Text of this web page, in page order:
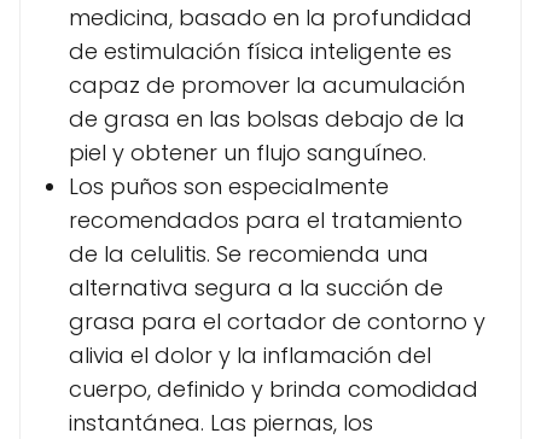
medicina, basado en la profundidad
de estimulación física inteligente es
capaz de promover la acumulación
de grasa en las bolsas debajo de la
piel y obtener un flujo sanguíneo.
Los puños son especialmente
recomendados para el tratamiento
de la celulitis. Se recomienda una
alternativa segura a la succión de
grasa para el cortador de contorno y
alivia el dolor y la inflamación del
cuerpo, definido y brinda comodidad
instantánea. Las piernas, los